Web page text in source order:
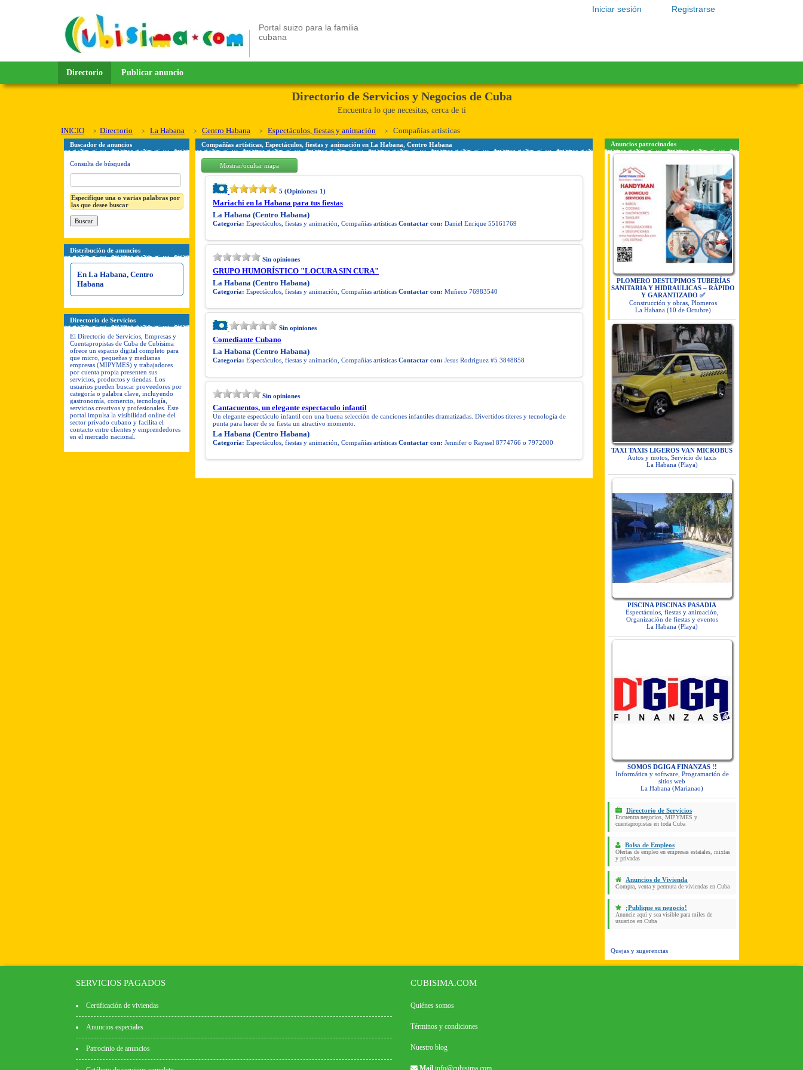
Registrarse
Iniciar sesión
Portal suizo para la familia
cubana
Directorio Publicar anuncio
Directorio de Servicios y Negocios de Cuba
Encuentra lo que necesitas, cerca de ti
INICIO Directorio La Habana Centro Habana Espectáculos, fiestas y animación Compañías artísticas
Buscador de anuncios
Consulta de búsqueda
Especifique una o varias palabras por
las que desee buscar
Distribución de anuncios
En La Habana, Centro
Habana
Directorio de Servicios
El Directorio de Servicios, Empresas y
Cuentapropistas de Cuba de Cubisima
ofrece un espacio digital completo para
que micro, pequeñas y medianas
empresas (MIPYMES) y trabajadores
por cuenta propia presenten sus
servicios, productos y tiendas. Los
usuarios pueden buscar proveedores por
categoría o palabra clave, incluyendo
gastronomía, comercio, tecnología,
servicios creativos y profesionales. Este
portal impulsa la visibilidad online del
sector privado cubano y facilita el
contacto entre clientes y emprendedores
en el mercado nacional.
Compañías artísticas, Espectáculos, fiestas y animación en La Habana, Centro Habana
Mostrar/ocultar mapa
5 (Opiniones: 1)
Mariachi en la Habana para tus fiestas
La Habana (Centro Habana)
Categoría: Espectáculos, fiestas y animación, Compañías artísticas Contactar con: Daniel Enrique 55161769
Sin opiniones
GRUPO HUMORÍSTICO "LOCURA SIN CURA"
La Habana (Centro Habana)
Categoría: Espectáculos, fiestas y animación, Compañías artísticas Contactar con: Muñeco 76983540
Sin opiniones
Comediante Cubano
La Habana (Centro Habana)
Categoría: Espectáculos, fiestas y animación, Compañías artísticas Contactar con: Jesus Rodriguez #5 3848858
Sin opiniones
Cantacuentos, un elegante espectaculo infantil
Un elegante espectáculo infantil con una buena selección de canciones infantiles dramatizadas. Divertidos títeres y tecnología de
punta para hacer de su fiesta un atractivo momento.
La Habana (Centro Habana)
Categoría: Espectáculos, fiestas y animación, Compañías artísticas Contactar con: Jennifer o Rayssel 8774766 o 7972000
Anuncios patrocinados
PLOMERO DESTUPIMOS TUBERÍAS
SANITARIA Y HIDRAULICAS – RÁPIDO
Y GARANTIZADO ✅
Construcción y obras, Plomeros
La Habana (10 de Octubre)
TAXI TAXIS LIGEROS VAN MICROBUS
Autos y motos, Servicio de taxis
La Habana (Playa)
PISCINA PISCINAS PASADIA
Espectáculos, fiestas y animación,
Organización de fiestas y eventos
La Habana (Playa)
SOMOS DGIGA FINANZAS !!
Informática y software, Programación de
sitios web
La Habana (Marianao)
Directorio de Servicios
Encuentra negocios, MIPYMES y
cuentapropistas en toda Cuba
Bolsa de Empleos
Ofertas de empleo en empresas estatales, mixtas
y privadas
Anuncios de Vivienda
Compra, venta y permuta de viviendas en Cuba
¡Publique su negocio!
Anuncie aquí y sea visible para miles de
usuarios en Cuba
Quejas y sugerencias
SERVICIOS PAGADOS
Certificación de viviendas
Anuncios especiales
Patrocinio de anuncios
CUBISIMA.COM
Quiénes somos
Términos y condiciones
Nuestro blog
Mail info@cubisima.com